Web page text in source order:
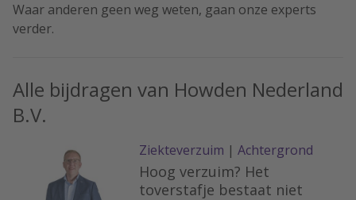
Waar anderen geen weg weten, gaan onze experts
verder.
Alle bijdragen van Howden Nederland
B.V.
Ziekteverzuim | Achtergrond
Hoog verzuim? Het
toverstafje bestaat niet